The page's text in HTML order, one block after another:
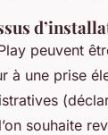
peuvent
à une prise
souhaite